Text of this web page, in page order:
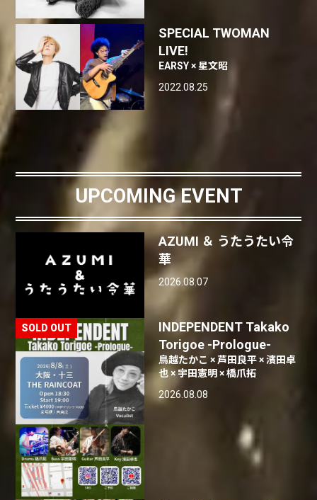
SPECIAL TWOMAN
LIVE!
EARSY × 星文昭
2022.08.25
UPCOMING EVENT
AZUMI ＆ うたうたい令
華
2026.08.07
INDEPENDENT Takako
Torigoe -Prologue-
鳥越たかこ × 芦田良平 × 濱田卓
也 × 宇田憲明 × 橋爪拓
2026.08.08